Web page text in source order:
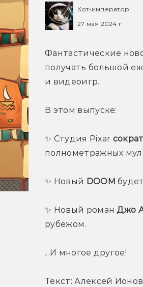
Кот-император
27 мая 2024 г.
Фантастические
получать большой
и видеоигр.
В этом выпуске:
✨ Студия Pixar
полнометражных
✨ Новый DOOM
✨ Новый роман Джо
рубежом.
...И многое другое!
Текст: Алексей